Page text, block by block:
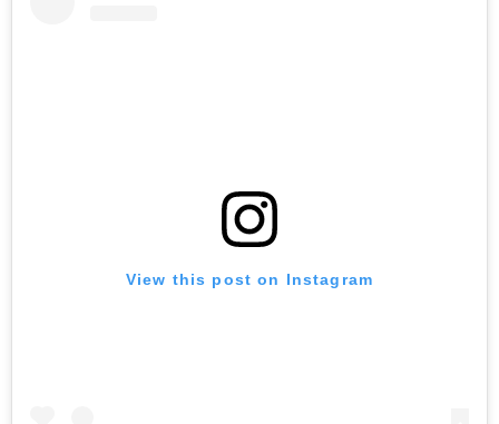
View this post on Instagram